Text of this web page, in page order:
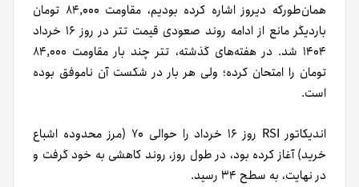
همان‌طورکه دیروز اشاره کرده بودیم، مقاومت ۸۴,۰۰۰ تومان
باردیگر مانع از ادامه روند صعودی قیمت تتر در روز ۱۶ خرداد
۱۴۰۴ شد. در هفته‌های گذشته، تتر چند بار مقاومت ۸۴,۰۰۰
تومان را امتحان کرده؛ ولی هر بار در شکست آن ناموفق بوده
است.
اندیکاتور RSI روز ۱۶ خرداد را حوالی ۷۰ (مرز محدوده اشباع
خرید) آغاز کرده بود، در طول روز، روند کاهشی به خود گرفت و
در نهایت، به سطح ۳۴ رسید.